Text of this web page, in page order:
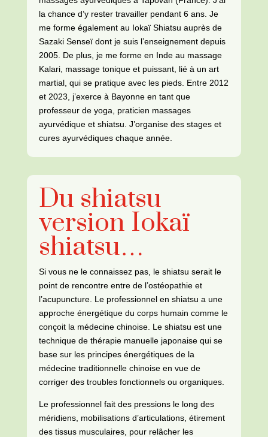
la chance d’y rester travailler pendant 6 ans. Je
me forme également au Iokaï Shiatsu auprès de
Sazaki Senseï dont je suis l’enseignement depuis
2005. De plus, je me forme en Inde au massage
Kalari, massage tonique et puissant, lié à un art
martial, qui se pratique avec les pieds. Entre 2012
et 2023, j’exerce à Bayonne en tant que
professeur de yoga, praticien massages
ayurvédique et shiatsu. J’organise des stages et
cures ayurvédiques chaque année.
Du shiatsu
version Iokaï
shiatsu…
Si vous ne le connaissez pas, le shiatsu serait le
point de rencontre entre de l’ostéopathie et
l’acupuncture. Le professionnel en shiatsu a une
approche énergétique du corps humain comme le
conçoit la médecine chinoise. Le shiatsu est une
technique de thérapie manuelle japonaise qui se
base sur les principes énergétiques de la
médecine traditionnelle chinoise en vue de
corriger des troubles fonctionnels ou organiques.
Le professionnel fait des pressions le long des
méridiens, mobilisations d’articulations, étirement
des tissus musculaires, pour relâcher les